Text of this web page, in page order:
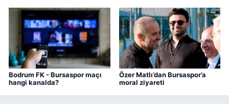
Bodrum FK - Bursaspor maçı
hangi kanalda?
Özer Matlı’dan Bursaspor’a
moral ziyareti